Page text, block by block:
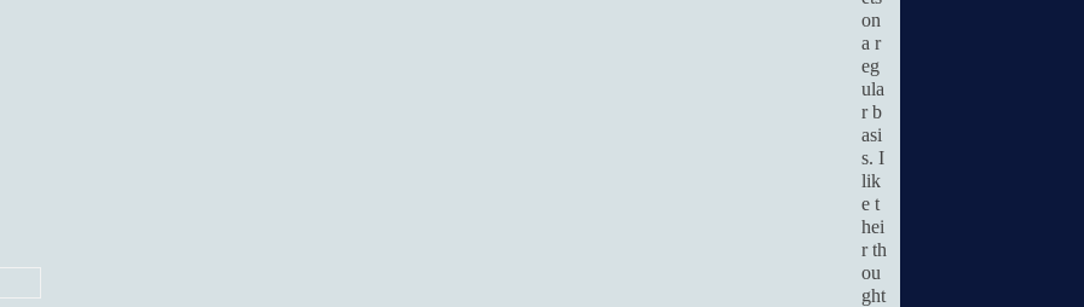
on
a r
eg
ula
r b
asi
s. I
lik
e t
hei
r th
ou
ght